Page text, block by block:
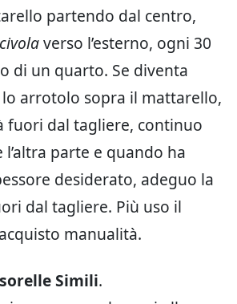
partendo dal centro,
verso l’esterno, ogni 30
di un quarto. Se diventa
arrotolo sopra il mattarello,
fuori dal tagliere, continuo
parte e quando ha
desiderato, adeguo la
dal tagliere. Più uso il
manualità.
Simili.